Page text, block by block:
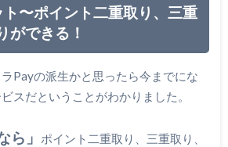
〜ポイント二重取り、三重
ができる！
Payの派生かと思ったら今までにな
スだということがわかりました。
ら」
ポイント二重取り、三重取り、